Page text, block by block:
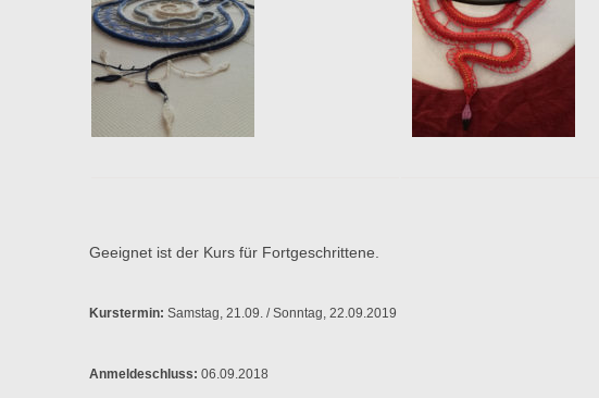
Geeignet ist der Kurs für Fortgeschrittene.
Kurstermin: Samstag, 21.09. / Sonntag, 22.09.2019
Anmeldeschluss: 06.09.2018